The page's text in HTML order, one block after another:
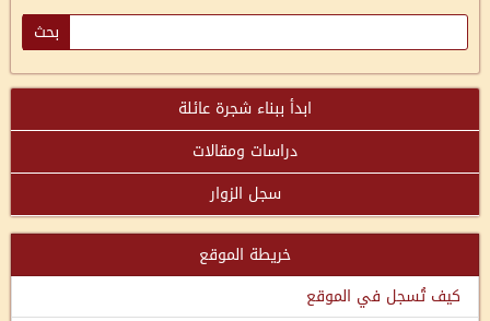
ابدأ ببناء شجرة عائلة
دراسات ومقالات
سجل الزوار
خريطة الموقع
كيف تُسجل في الموقع